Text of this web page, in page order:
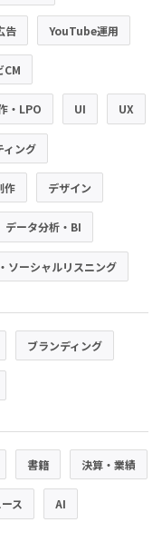
告 YouTube運用
CM
・LPO UI UX
ィング
作 デザイン
データ分析・BI
ソーシャルリスニング
ブランディング
書籍 決算・業績
ス AI